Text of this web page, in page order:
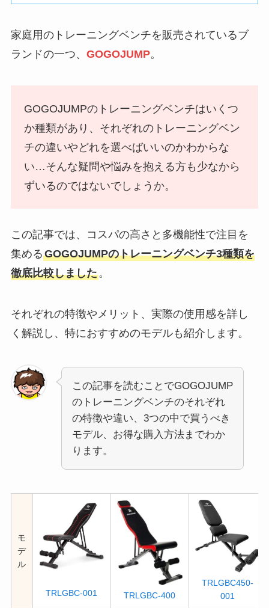
家庭用のトレーニングベンチを販売されているブ
ランドの一つ、 GOGOJUMP。
GOGOJUMPのトレーニングベンチはいくつ
か種類があり、それぞれのトレーニングベン
チの違いやどれを選べばいいのかわからな
い…そんな疑問や悩みを抱える方も少なから
ずいるのではないでしょうか。
この記事では、コスパの高さと多機能性で注目を
集めるGOGOJUMPのトレーニングベンチ3種類を
徹底比較しました。
それぞれの特徴やメリット、実際の使用感を詳し
く解説し、特におすすめのモデルも紹介します。
この記事を読むことでGOGOJUMP
のトレーニングベンチのそれぞれ
の特徴や違い、3つの中で買うべき
モデル、お得な購入方法までわか
ります。
モ
デ
ル
TRLGBC-001 TRLGBC-400
TRLGBC450-
001